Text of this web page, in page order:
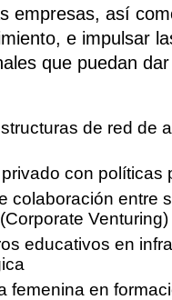
empresas, así
e impulsar
que puedan
de red de
con políticas
colaboración entre
Venturing)
educativos en
femenina en